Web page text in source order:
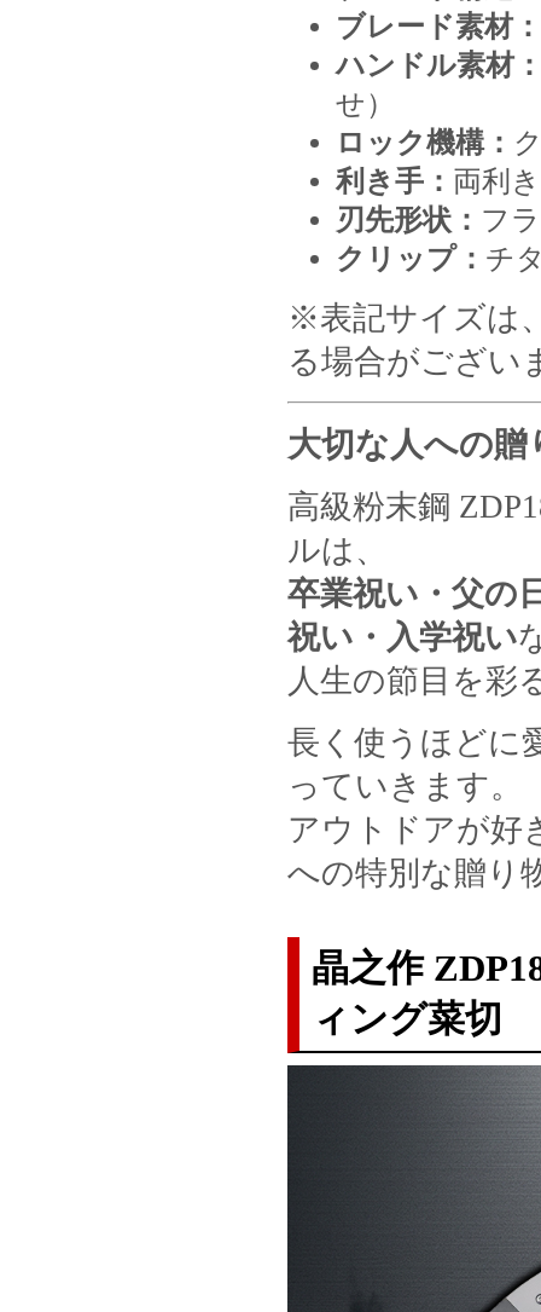
ブレード素材：
ハンドル素材
せ）
ロック機構：
利き手： 両利
刃先形状： フ
クリップ： チ
※表記サイズは
る場合がござい
大切な人への
高級粉末鋼
ルは、
卒業祝い・父の
祝い・入学祝い
人生の節目を彩
長く使うほどに
っていきます。
アウトドアが好
への特別な贈り
晶之作
ィング菜切